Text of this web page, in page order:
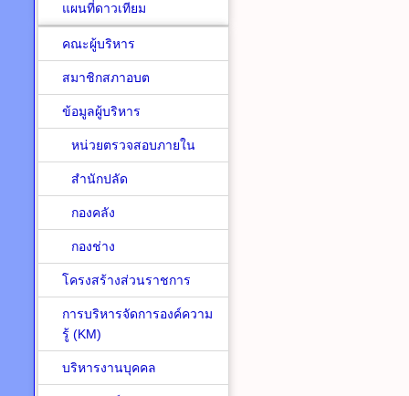
แผนที่ดาวเทียม
คณะผู้บริหาร
สมาชิกสภาอบต
ข้อมูลผู้บริหาร
หน่วยตรวจสอบภายใน
สำนักปลัด
กองคลัง
กองช่าง
โครงสร้างส่วนราชการ
การบริหารจัดการองค์ความ
รู้ (KM)
บริหารงานบุคคล